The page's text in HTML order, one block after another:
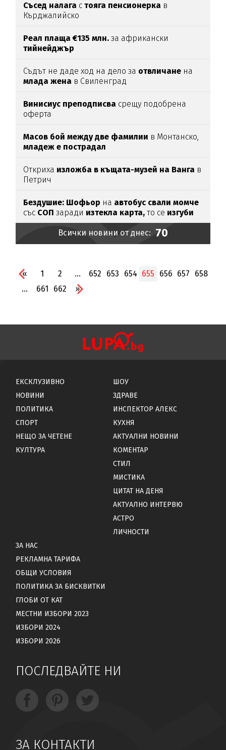
Съсед налага стояга пенсионерка в
Кърджалийско
Реал плаща €135 млн.за африкански
тийнейджър
Съдът не даде ход на дело за отвличане на
млада жена в Свиленград
Винисиус преподписва срещу подобрена
оферта
Масов бой между две фамилии в Монтанско,
младеж е пострадал
Откриха изложба в къщата-музей на Ванга в
Петрич
Бездушие: Шофьор на автобус свали момче
със СОП заради изтекла карта, то се изгуби
Всички новини от днес: 70
« 1 2 ... 652 653 654 655 656 657
658
...
661 662 »
ЕКСКЛУЗИВНО
НОВИНИ
ПОЛИТИКА
СПОРТ
НЕЩО ЗА ЧЕТЕНЕ
КУЛТУРА
ШОУ
ЗДРАВЕ
ИНСПЕКТОР АЛЕКС
КУХНЯ
АКТУАЛНИ НОВИНИ
КОМЕНТАР
СТИЛ
МИСТИКА
ЦИТАТ НА ДЕНЯ
АКТУАЛНО ИНТЕРВЮ
АСТРО
ЛИЧНОСТИ
ЗА НАС
РЕКЛАМНА ТАРИФА
ОБЩИ УСЛОВИЯ
ПОЛИТИКА ЗА БИСКВИТКИ
ГЛОБИ ОТ КАТ
МЕСТНИ ИЗБОРИ 2023
ИЗБОРИ 2024
ИЗБОРИ 2026
ПОСЛЕДВАЙТЕ НИ
ЗА КОНТАКТИ